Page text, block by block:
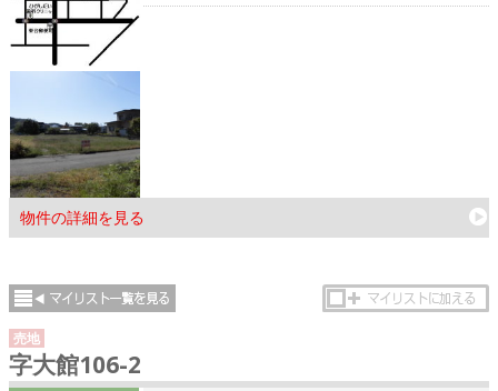
物件の詳細を見る
売地
字大館106-2